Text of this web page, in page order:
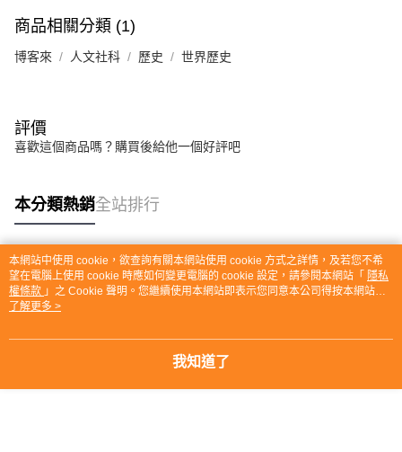
商品相關分類 (1)
博客來 人文社科 歷史 世界歷史
評價
喜歡這個商品嗎？購買後給他一個好評吧
本分類熱銷全站排行
熱門標籤
本網站中使用 cookie，欲查詢有關本網站使用 cookie 方式之詳情，及若您不希
望在電腦上使用 cookie 時應如何變更電腦的 cookie 設定，請參閱本網站「 隱私
權條款 」之 Cookie 聲明。您繼續使用本網站即表示您同意本公司得按本網站使
用條款之 Cookie 聲明使用 cookie。
了解更多 >
我知道了